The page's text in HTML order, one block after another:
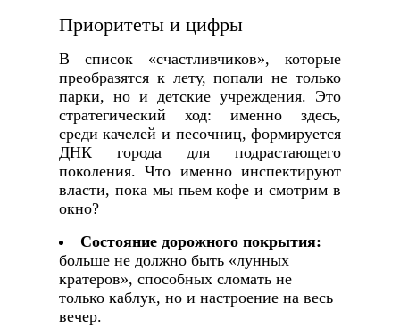
Приоритеты и цифры
В список «счастливчиков», которые
преобразятся к лету, попали не только
парки, но и детские учреждения. Это
стратегический ход: именно здесь,
среди качелей и песочниц, формируется
ДНК города для подрастающего
поколения. Что именно инспектируют
власти, пока мы пьем кофе и смотрим в
окно?
Состояние дорожного покрытия:
больше не должно быть «лунных
кратеров», способных сломать не
только каблук, но и настроение на весь
вечер.